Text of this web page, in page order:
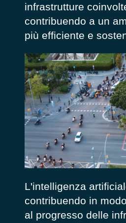
infrastrutture
contribuendo a un
più efficiente e
L'intelligenza
contribuendo in
al progresso delle